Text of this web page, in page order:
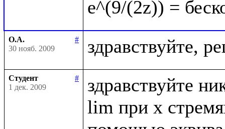
О.А.
#
30 нояб. 2009
Студент
#
1 дек. 2009
здравствуйте
lim при x